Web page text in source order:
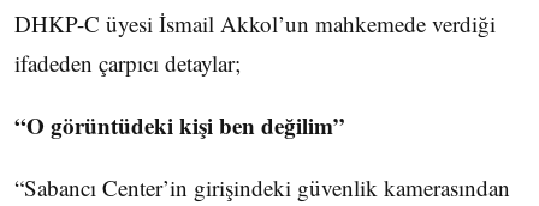
DHKP-C üyesi İsmail Akkol’un mahkemede verdiği
ifadeden çarpıcı detaylar;
“O görüntüdeki kişi ben değilim”
“Sabancı Center’in girişindeki güvenlik kamerasından